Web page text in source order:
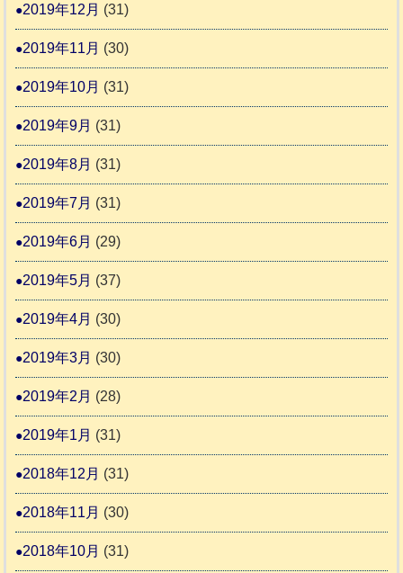
2019年12月 (31)
2019年11月 (30)
2019年10月 (31)
2019年9月 (31)
2019年8月 (31)
2019年7月 (31)
2019年6月 (29)
2019年5月 (37)
2019年4月 (30)
2019年3月 (30)
2019年2月 (28)
2019年1月 (31)
2018年12月 (31)
2018年11月 (30)
2018年10月 (31)